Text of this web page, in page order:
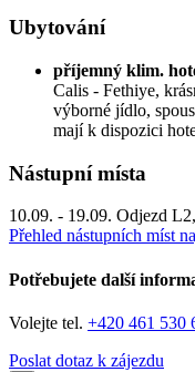
Ubytování
příjemný klim.
Calis - Fethiye,
výborné jídlo,
mají k dispozici
Nástupní místa
10.09. - 19.09. Odjezd
Přehled nástupních míst
Potřebujete další
Volejte tel. +420 461 530
Poslat dotaz k zájezdu